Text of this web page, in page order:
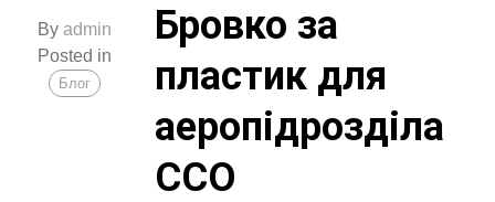
Byadmin
Posted in
Блог
Бровко за
пластик для
аеропідрозділа
ССО